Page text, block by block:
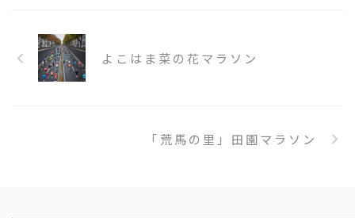
よこはま菜の花マラソン
「荒馬の里」田園マラソン